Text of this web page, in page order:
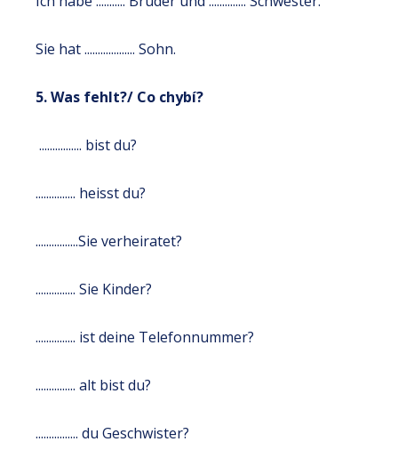
Sie hat ................... Sohn.
5. Was fehlt?/ Co chybí?
................ bist du?
............... heisst du?
................Sie verheiratet?
............... Sie Kinder?
............... ist deine Telefonnummer?
............... alt bist du?
................ du Geschwister?